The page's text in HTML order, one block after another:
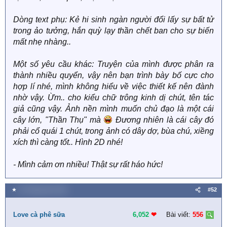
Tác phẩm:
Stock ảnh:(nếu có)
Thể loại:(khi không có ảnh, các bạn có thể thêm một
Dòng text phụ:(nếu có)
Một số yêu cầu khác:(nếu cần)
Ngoài des bìa truyện, chúng mình còn nhận tất cả các
loại đơn hàng khác như des ảnh bìa, poster, logo,
avatar, bài đăng, biểu ngữ, băng rôn, thiệp, hình nền, kỷ
theo mẫu sau:
Dòng text phụ: Kẻ hi sinh ngàn người đổi lấy sự bất tử
trong ảo tưởng, hắn quỳ lạy thần chết ban cho sự biến
mất nhẹ nhàng..
Một số yêu cầu khác: Truyện của mình được phân ra
thành nhiều quyển, vậy nên bạn trình bày bố cực cho
hợp lí nhé, mình không hiểu về việc thiết kế nên đành
nhờ vậy. Ừm.. cho kiểu chữ trông kinh dị chút, tên tác
giả cũng vậy. Ảnh nền mình muốn chủ đạo là một cái
cây lớn, "Thần Thụ" mà
Đương nhiên là cái cây đó
phải cổ quái 1 chút, trong ảnh có dây dợ, bùa chú, xiềng
xích thì càng tốt.. Hình 2D nhé!
- Mình cảm ơn nhiều! Thật sự rất háo hức!
★ #52
Love cà phê sữa 6,052 ❤︎ Bài viết: 556